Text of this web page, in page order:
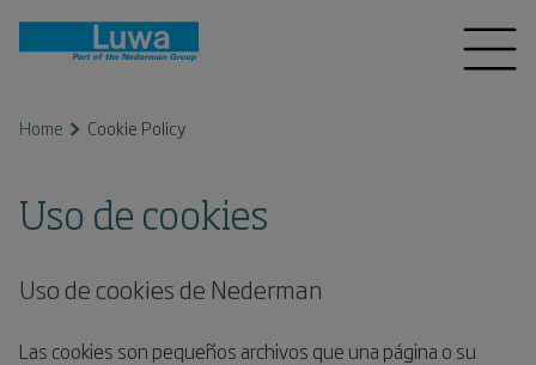
Home Cookie Policy
Uso de cookies
Uso de cookies de Nederman
Las cookies son pequeños archivos que una página o su